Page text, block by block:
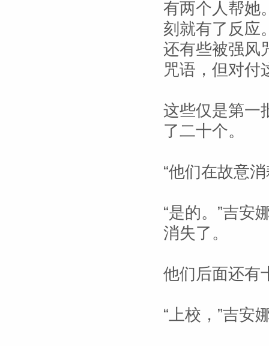
有两个人帮她
刻就有了反应
还有些被强风
咒语，但对付
这些仅是第一
了二十个。
“他们在故意
“是的。”吉安
消失了。
他们后面还有
“上校，”吉安